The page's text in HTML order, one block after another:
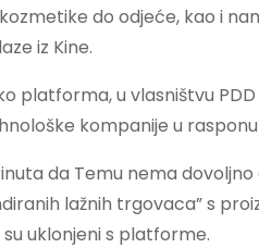
do odjeće, kao i
iz Kine.
platforma, u vlasništvu
kompanije u
da Temu nema
lažnih trgovaca” s
uklonjeni s platforme.